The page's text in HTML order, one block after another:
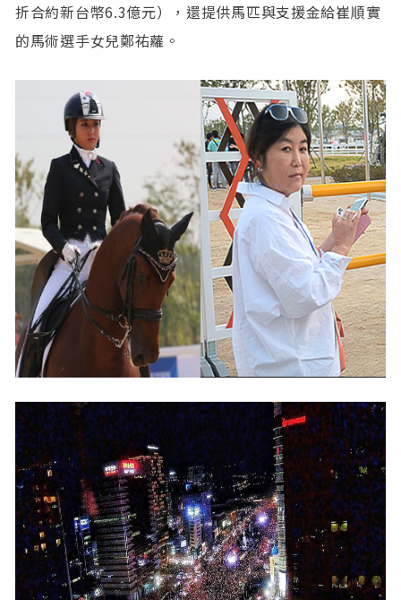
折合約新台幣6.3億元），還提供馬匹與支援金給崔順實
的馬術選手女兒鄭祐蘿。